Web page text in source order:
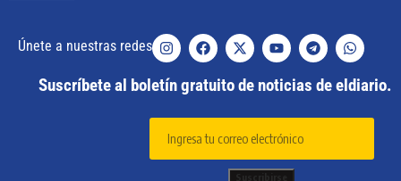
Únete a nuestras redes
Suscríbete al boletín gratuito de noticias de eldiario.